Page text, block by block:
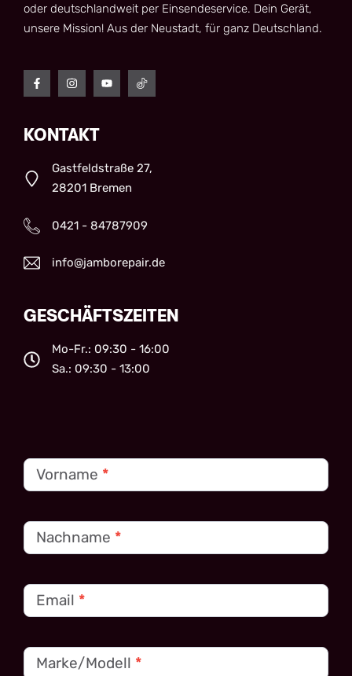
oder deutschlandweit per Einsendeservice. Dein Gerät,
unsere Mission! Aus der Neustadt, für ganz Deutschland.
KONTAKT
Gastfeldstraße 27,
28201 Bremen
0421 - 84787909
info@jamborepair.de
GESCHÄFTSZEITEN
Mo-Fr.: 09:30 - 16:00
Sa.: 09:30 - 13:00
Kontakt
Vorname *
Nachname *
Email *
Marke/Modell *